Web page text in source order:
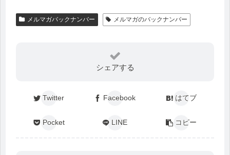
メルマガバックナンバー メルマガのバックナンバー
シェアする
Twitter Facebook はてブ
Pocket LINE コピー